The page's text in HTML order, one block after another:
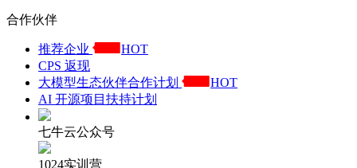
合作伙伴
推荐企业
HOT
CPS 返现
大模型生态伙伴合作计划
HOT
AI 开源项目扶持计划
七牛云公众号
1024实训营